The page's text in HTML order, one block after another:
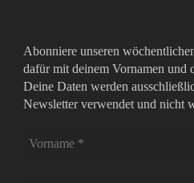
Abonniere unseren
dafür mit deinem Vornamen und
Deine Daten werden
Newsletter verwendet und nicht